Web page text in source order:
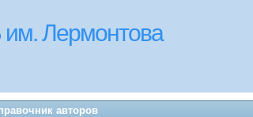
Лермонтова
авторов